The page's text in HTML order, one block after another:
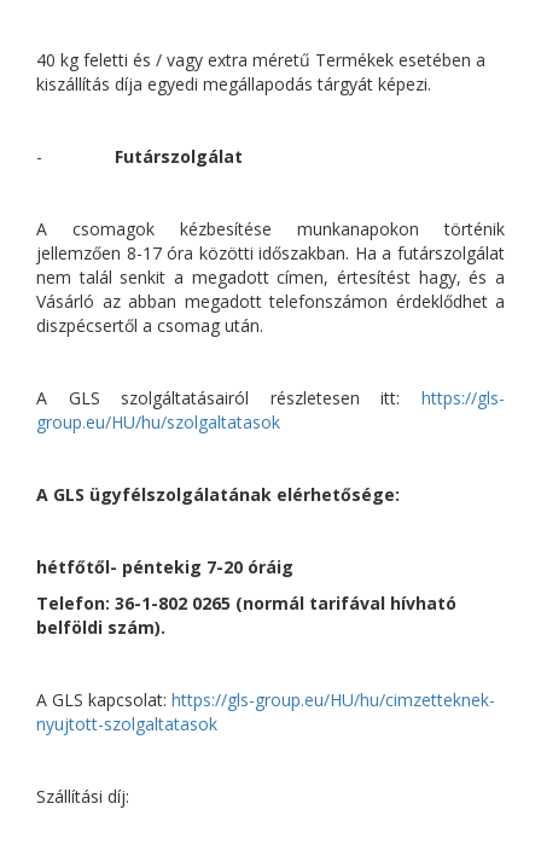
40 kg feletti és / vagy extra méretű Termékek esetében a
kiszállítás díja egyedi megállapodás tárgyát képezi.
- Futárszolgálat
A csomagok kézbesítése munkanapokon történik
jellemzően 8-17 óra közötti időszakban. Ha a futárszolgálat
nem talál senkit a megadott címen, értesítést hagy, és a
Vásárló az abban megadott telefonszámon érdeklődhet a
diszpécsertől a csomag után.
A GLS szolgáltatásairól részletesen itt: https://gls-
group.eu/HU/hu/szolgaltatasok
A GLS ügyfélszolgálatának elérhetősége:
hétfőtől- péntekig 7-20 óráig
Telefon: 36-1-802 0265 (normál tarifával hívható
belföldi szám).
A GLS kapcsolat: https://gls-group.eu/HU/hu/cimzetteknek-
nyujtott-szolgaltatasok
Szállítási díj: